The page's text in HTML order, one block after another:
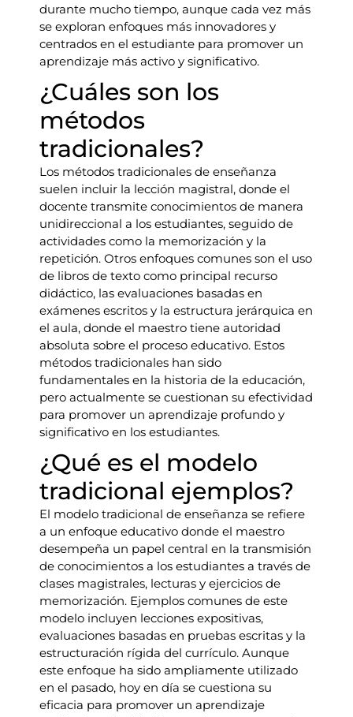
durante mucho tiempo, aunque cada vez más
se exploran enfoques más innovadores y
centrados en el estudiante para promover un
aprendizaje más activo y significativo.
¿Cuáles son los
métodos
tradicionales?
Los métodos tradicionales de enseñanza
suelen incluir la lección magistral, donde el
docente transmite conocimientos de manera
unidireccional a los estudiantes, seguido de
actividades como la memorización y la
repetición. Otros enfoques comunes son el uso
de libros de texto como principal recurso
didáctico, las evaluaciones basadas en
exámenes escritos y la estructura jerárquica en
el aula, donde el maestro tiene autoridad
absoluta sobre el proceso educativo. Estos
métodos tradicionales han sido
fundamentales en la historia de la educación,
pero actualmente se cuestionan su efectividad
para promover un aprendizaje profundo y
significativo en los estudiantes.
¿Qué es el modelo
tradicional ejemplos?
El modelo tradicional de enseñanza se refiere
a un enfoque educativo donde el maestro
desempeña un papel central en la transmisión
de conocimientos a los estudiantes a través de
clases magistrales, lecturas y ejercicios de
memorización. Ejemplos comunes de este
modelo incluyen lecciones expositivas,
evaluaciones basadas en pruebas escritas y la
estructuración rígida del currículo. Aunque
este enfoque ha sido ampliamente utilizado
en el pasado, hoy en día se cuestiona su
eficacia para promover un aprendizaje